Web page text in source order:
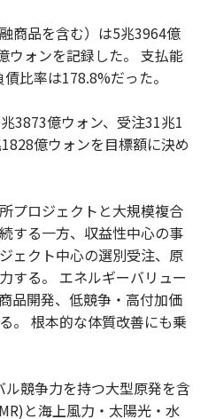
商品を含む）は5兆3964億
ウォンを記録した。 支払能
比率は178.8%だった。
3873億ウォン、受注31兆1
億ウォンを目標額に決め
プロジェクトと大規模複合
する一方、収益性中心の事
ェクト中心の選別受注、原
する。 エネルギーバリュー
品開発、低競争・高付加価
。 根本的な体質改善にも乗
競争力を持つ大型原発を含
と海上風力・太陽光・水